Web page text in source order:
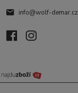
info@wolf-demar.cz